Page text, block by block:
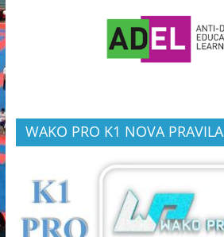
WAKO PRO K1 NOVA PRAVILA